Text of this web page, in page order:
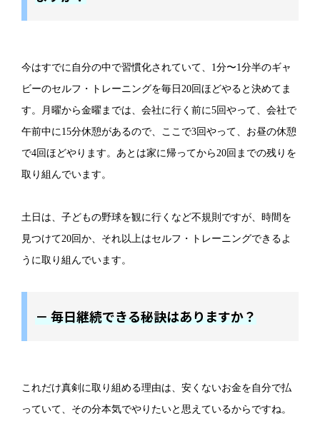
今はすでに自分の中で習慣化されていて、1分〜1分半のギャ
ビーのセルフ・トレーニングを毎日20回ほどやると決めてま
す。月曜から金曜までは、会社に行く前に5回やって、会社で
午前中に15分休憩があるので、ここで3回やって、お昼の休憩
で4回ほどやります。あとは家に帰ってから20回までの残りを
取り組んでいます。
土日は、子どもの野球を観に行くなど不規則ですが、時間を
見つけて20回か、それ以上はセルフ・トレーニングできるよ
うに取り組んでいます。
－ 毎日継続できる秘訣はありますか？
これだけ真剣に取り組める理由は、安くないお金を自分で払
っていて、その分本気でやりたいと思えているからですね。